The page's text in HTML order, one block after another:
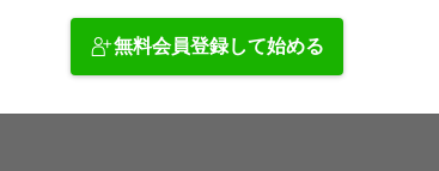
無料会員登録して始める